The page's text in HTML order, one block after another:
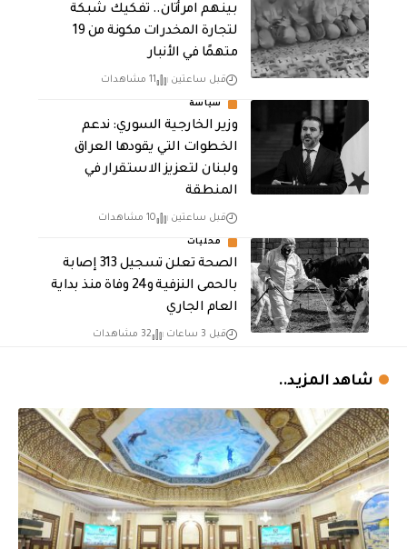
بينهم امرأتان.. تفكيك شبكة
لتجارة المخدرات مكونة من 19
متهمًا في الأنبار
قبل ساعتين 11 مشاهدات
سياسة
وزير الخارجية السوري: ندعم
الخطوات التي يقودها العراق
ولبنان لتعزيز الاستقرار في
المنطقة
قبل ساعتين 10 مشاهدات
محليات
الصحة تعلن تسجيل 313 إصابة
بالحمى النزفية و24 وفاة منذ بداية
العام الجاري
قبل 3 ساعات 32 مشاهدات
شاهد المزيد..